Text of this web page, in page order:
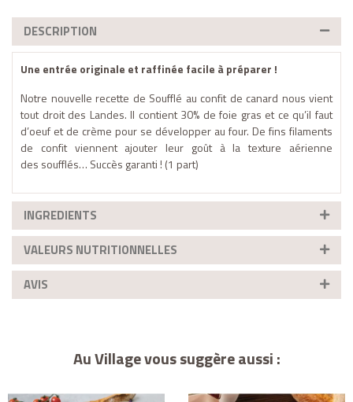
DESCRIPTION
Une entrée originale et raffinée facile à préparer !
Notre nouvelle recette de Soufflé au confit de canard nous vient
tout droit des Landes. Il contient 30% de foie gras et ce qu’il faut
d’oeuf et de crème pour se développer au four. De fins filaments
de confit viennent ajouter leur goût à la texture aérienne
des soufflés… Succès garanti ! (1 part)
INGREDIENTS
VALEURS NUTRITIONNELLES
AVIS
Au Village vous suggère aussi :